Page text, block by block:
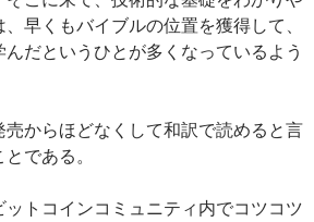
早くもバイブルの位置を獲得して、
だというひとが多くなっているよう
からほどなくして和訳で読めると言
である。
トコインコミュニティ内でコツコツ